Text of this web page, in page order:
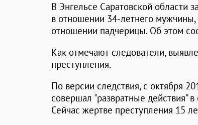
В Энгельсе Саратовской области
в отношении 34-летнего мужчины,
отношении падчерицы. Об этом
Как отмечают следователи,
преступления.
По версии следствия, с октября
совершал "развратные действия"
Сейчас жертве преступления 15